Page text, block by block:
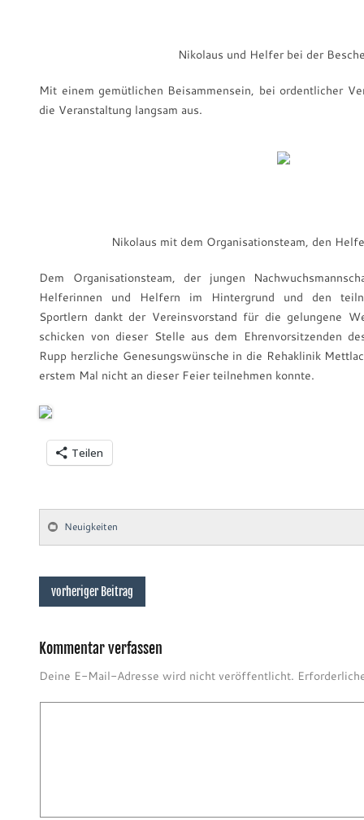
Nikolaus und Helfer bei der
Mit einem gemütlichen Beisammensein, bei ordentlicher
die Veranstaltung langsam aus.
Nikolaus mit dem Organisationsteam, den
Dem Organisationsteam, der jungen
Helferinnen und Helfern im Hintergrund und den
Sportlern dankt der Vereinsvorstand für die gelungene
schicken von dieser Stelle aus dem Ehrenvorsitzenden
Rupp herzliche Genesungswünsche in die Rehaklinik
erstem Mal nicht an dieser Feier teilnehmen konnte.
Teilen
Neuigkeiten
vorheriger Beitrag
Kommentar verfassen
Deine E-Mail-Adresse wird nicht veröffentlicht.